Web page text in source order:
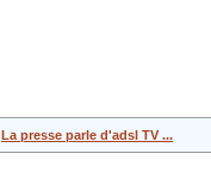
La presse parle d'adsl TV ...